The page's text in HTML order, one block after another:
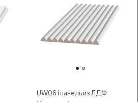
UW06 i панель из ЛДФ